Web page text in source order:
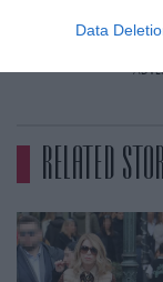
Data
RELATED